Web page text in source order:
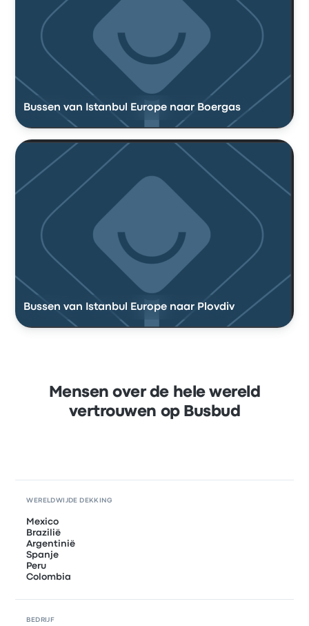
Bussen van Istanbul Europe naar Boergas
Bussen van Istanbul Europe naar Plovdiv
Mensen over de hele wereld
vertrouwen op Busbud
WERELDWIJDE DEKKING
Mexico
Brazilië
Argentinië
Spanje
Peru
Colombia
BEDRIJF